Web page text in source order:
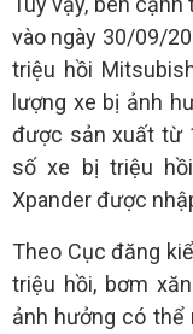
vào ngày 30/09/
triệu hồi
lượng xe bị ảnh
được sản xuất từ
số xe bị triệu
Xpander được
Theo Cục đăng
triệu hồi, bơm
ảnh hưởng có thể